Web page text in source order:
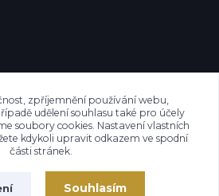
zpříjemnění používání webu,
udělení souhlasu také pro účely
soubory cookies. Nastavení vlastních
kdykoli upravit odkazem ve spodní
části stránek.
Souhlasím